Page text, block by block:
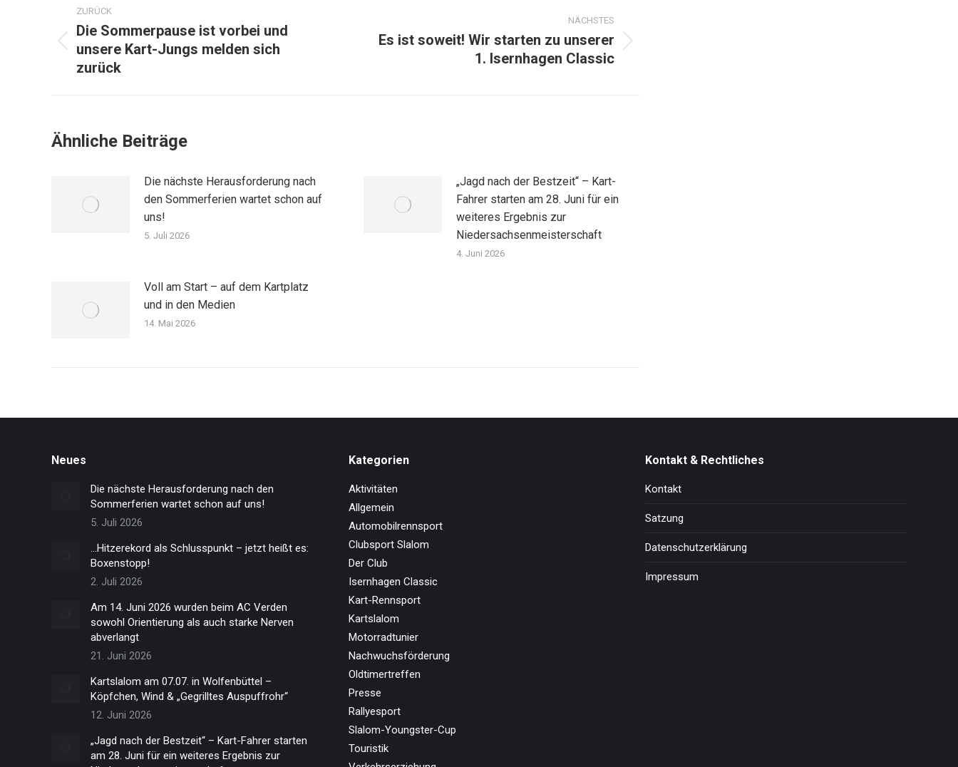
ZURÜCK
Vorheriger
Beitrag:
Die Sommerpause ist vorbei und
unsere Kart-Jungs melden sich
zurück
NÄCHSTES
Nächster
Es ist soweit! Wir starten zu unserer
1. Isernhagen Classic
Ähnliche Beiträge
Die nächste Herausforderung nach
den Sommerferien wartet schon auf
uns!
5. Juli 2026
„Jagd nach der Bestzeit“ – Kart-
Fahrer starten am 28. Juni für ein
weiteres Ergebnis zur
Niedersachsenmeisterschaft
4. Juni 2026
Voll am Start – auf dem Kartplatz
und in den Medien
14. Mai 2026
Neues
Die nächste Herausforderung nach den
Sommerferien wartet schon auf uns!
5. Juli 2026
…Hitzerekord als Schlusspunkt – jetzt heißt es:
Boxenstopp!
2. Juli 2026
Am 14. Juni 2026 wurden beim AC Verden
sowohl Orientierung als auch starke Nerven
abverlangt
21. Juni 2026
Kartslalom am 07.07. in Wolfenbüttel –
Köpfchen, Wind & „Gegrilltes Auspuffrohr“
12. Juni 2026
„Jagd nach der Bestzeit“ – Kart-Fahrer starten
am 28. Juni für ein weiteres Ergebnis zur
Kategorien
Aktivitäten
Allgemein
Automobilrennsport
Clubsport Slalom
Der Club
Isernhagen Classic
Kart-Rennsport
Kartslalom
Motorradtunier
Nachwuchsförderung
Oldtimertreffen
Presse
Rallyesport
Slalom-Youngster-Cup
Touristik
Kontakt & Rechtliches
Kontakt
Satzung
Datenschutzerklärung
Impressum